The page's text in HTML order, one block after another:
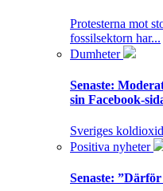
Protesterna mot
fossilsektorn har...
Dumheter
Senaste:
sin Facebook-
Sveriges
Positiva nyheter
Senaste: ”Därför